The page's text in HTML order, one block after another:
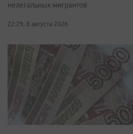
нелегальных мигрантов
22:29, 8 августа 2026